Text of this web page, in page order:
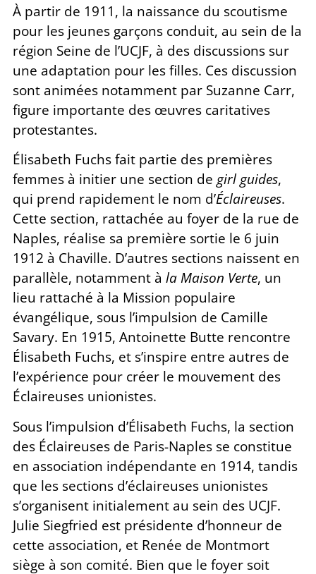
À partir de 1911, la naissance du scoutisme
pour les jeunes garçons conduit, au sein de la
région Seine de l’UCJF, à des discussions sur
une adaptation pour les filles. Ces discussion
sont animées notamment par Suzanne Carr,
figure importante des œuvres caritatives
protestantes.
Élisabeth Fuchs fait partie des premières
femmes à initier une section de girl guides,
qui prend rapidement le nom d’Éclaireuses.
Cette section, rattachée au foyer de la rue de
Naples, réalise sa première sortie le 6 juin
1912 à Chaville. D’autres sections naissent en
parallèle, notamment à la Maison Verte, un
lieu rattaché à la Mission populaire
évangélique, sous l’impulsion de Camille
Savary. En 1915, Antoinette Butte rencontre
Élisabeth Fuchs, et s’inspire entre autres de
l’expérience pour créer le mouvement des
Éclaireuses unionistes.
Sous l’impulsion d’Élisabeth Fuchs, la section
des Éclaireuses de Paris-Naples se constitue
en association indépendante en 1914, tandis
que les sections d’éclaireuses unionistes
s’organisent initialement au sein des UCJF.
Julie Siegfried est présidente d’honneur de
cette association, et Renée de Montmort
siège à son comité. Bien que le foyer soit